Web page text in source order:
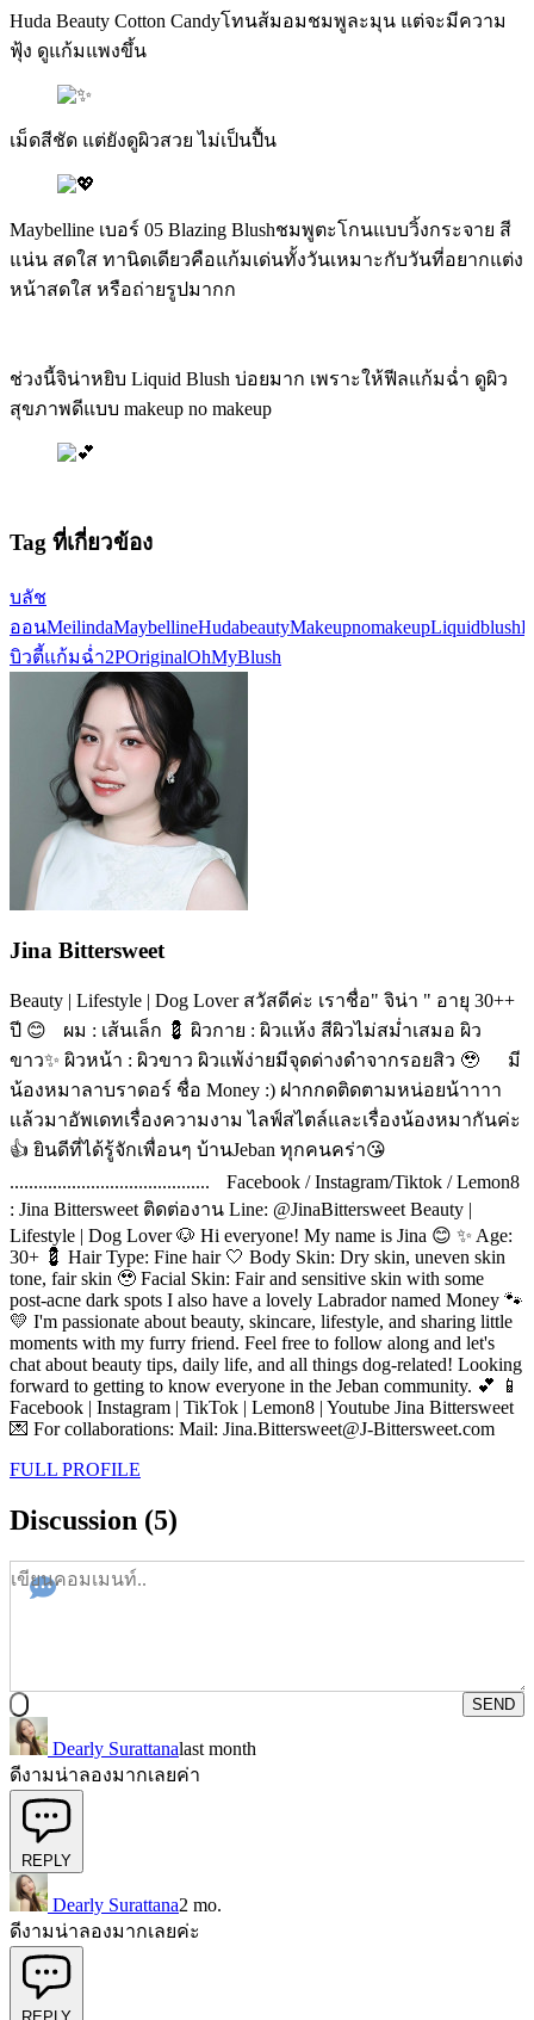
Huda Beauty Cotton Candyโทนส้มอมชมพูละมุน แต่จะมีความ
ฟุ้ง ดูแก้มแพงขึ้น
เม็ดสีชัด แต่ยังดูผิวสวย ไม่เป็นปื้น
Maybelline เบอร์ 05 Blazing Blushชมพูตะโกนแบบวิ้งกระจาย สี
แน่น สดใส ทานิดเดียวคือแก้มเด่นทั้งวันเหมาะกับวันที่อยากแต่ง
หน้าสดใส หรือถ่ายรูปมากก
ช่วงนี้จิน่าหยิบ Liquid Blush บ่อยมาก เพราะให้ฟีลแก้มฉ่ำ ดูผิว
สุขภาพดีแบบ makeup no makeup
Tag ที่เกี่ยวข้อง
บลัช
ออนMeilindaMaybellineHudabeautyMakeupnomakeupLiquidblush
บิวตี้แก้มฉ่ำ2POriginalOhMyBlush
Jina Bittersweet
Beauty | Lifestyle | Dog Lover สวัสดีค่ะ เราชื่อ" จิน่า " อายุ 30++
ปี 😊 ผม : เส้นเล็ก 💈 ผิวกาย : ผิวแห้ง สีผิวไม่สม่ำเสมอ ผิว
ขาว✨ ผิวหน้า : ผิวขาว ผิวแพ้ง่ายมีจุดด่างดำจากรอยสิว 🥹 มี
น้องหมาลาบราดอร์ ชื่อ Money :) ฝากกดติดตามหน่อยน้าาาา
เเล้วมาอัพเดทเรื่องความงาม ไลฟ์สไตล์และเรื่องน้องหมากันค่ะ
👍 ยินดีที่ได้รู้จักเพื่อนๆ บ้านJeban ทุกคนคร่า😘
.......................................... Facebook / Instagram/Tiktok / Lemon8
: Jina Bittersweet ติดต่องาน Line: @JinaBittersweet Beauty |
Lifestyle | Dog Lover 🐶 Hi everyone! My name is Jina 😊 ✨ Age:
30+ 💈 Hair Type: Fine hair 🤍 Body Skin: Dry skin, uneven skin
tone, fair skin 🥹 Facial Skin: Fair and sensitive skin with some
post-acne dark spots I also have a lovely Labrador named Money 🐾
💛 I'm passionate about beauty, skincare, lifestyle, and sharing little
moments with my furry friend. Feel free to follow along and let's
chat about beauty tips, daily life, and all things dog-related! Looking
forward to getting to know everyone in the Jeban community. 💕 📱
Facebook | Instagram | TikTok | Lemon8 | Youtube Jina Bittersweet
💌 For collaborations: Mail: Jina.Bittersweet@J-Bittersweet.com
FULL PROFILE
Discussion (5)
SEND
Dearly Surattanalast month
ดีงามน่าลองมากเลยค่า
REPLY
Dearly Surattana2 mo.
ดีงามน่าลองมากเลยค่ะ